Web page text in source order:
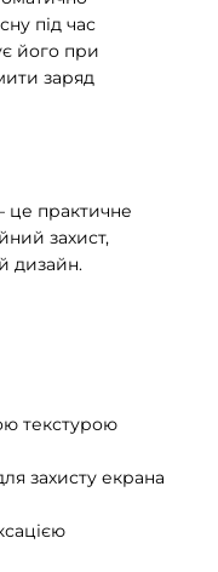
під час
його при
заряд
це практичне
захист,
дизайн.
текстурою
захисту екрана